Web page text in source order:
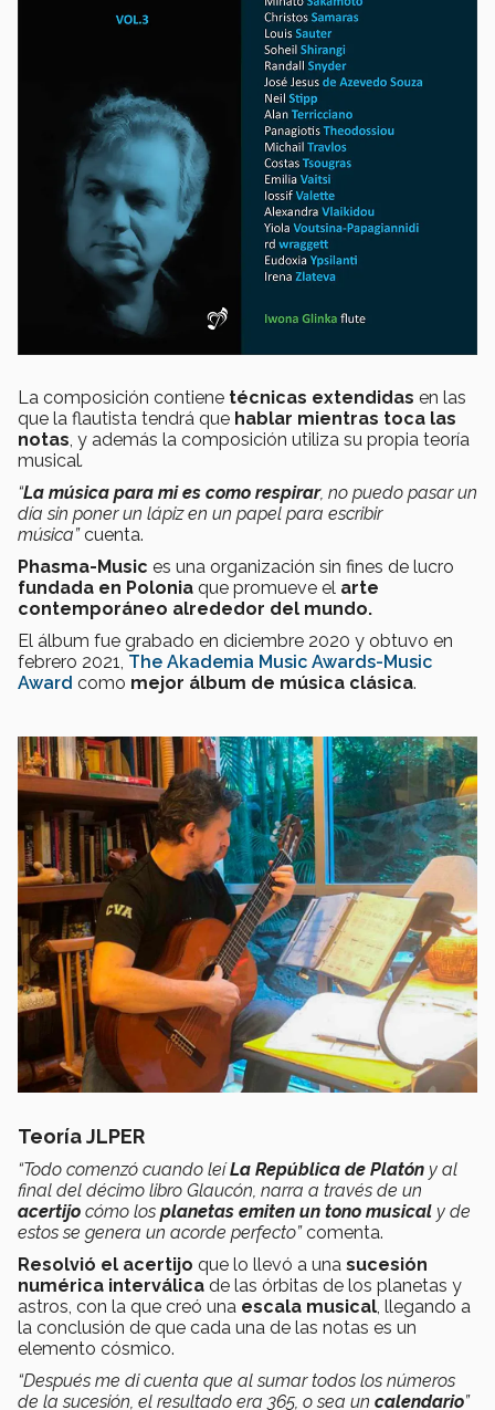
La composición contiene técnicas extendidas en las
que la flautista tendrá que hablar mientras toca las
notas , y además la composición utiliza su propia teoría
musical.
“La música para mi es como respirar, no puedo pasar un
día sin poner un lápiz en un papel para escribir
música”cuenta.
Phasma-Music es una organización sin fines de lucro
fundada en Polonia que promueve el arte
contemporáneo alrededor del mundo.
El álbum fue grabado en diciembre 2020 y obtuvo en
febrero 2021, The Akademia Music Awards-Music
Award como mejor álbum de música clásica.
Teoría JLPER
“Todo comenzó cuando leíLa República de Platón y al
final del décimo libro Glaucón, narra a través de un
acertijo cómo los planetas emiten un tono musical y de
estos se genera un acorde perfecto”comenta.
Resolvió el acertijo que lo llevó a una sucesión
numérica interválica de las órbitas de los planetas y
astros, con la que creó una escala musical , llegando a
la conclusión de que cada una de las notas es un
elemento cósmico.
“Después me di cuenta que al sumar todos los números
de la sucesión, el resultado era 365, o sea un calendario”